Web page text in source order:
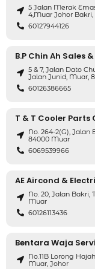
5 Jalan Merak
4,muar Johor
60127944126
B.P Chin Ah Sales
5 & 7, Jalan Dato
Jalan Junid, Muar,
60126386665
T & T Cooler Parts
No. 264-2(G), Jalan
84000 Muar
6069539966
AE Aircond &
No. 20, Jalan Bakri,
Muar
60126113436
Bentara Waja
No.11B Lorong
Muar, Johor